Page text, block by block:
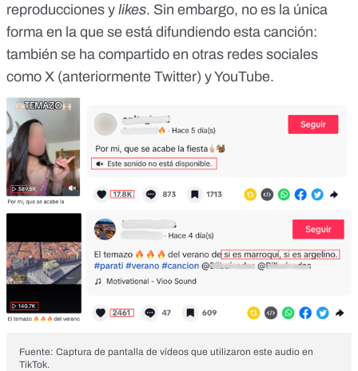
reproducciones y likes. Sin embargo, no es la única
forma en la que se está difundiendo esta canción:
también se ha compartido en otras redes sociales
como X (anteriormente Twitter) yYouTube.
Fuente: Captura de pantalla de vídeos que utilizaron este audio en
TikTok.